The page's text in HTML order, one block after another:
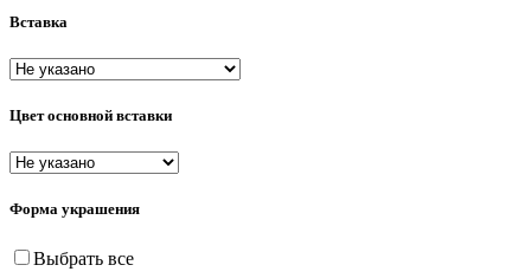
Вставка
Цвет основной вставки
Форма украшения
Выбрать все